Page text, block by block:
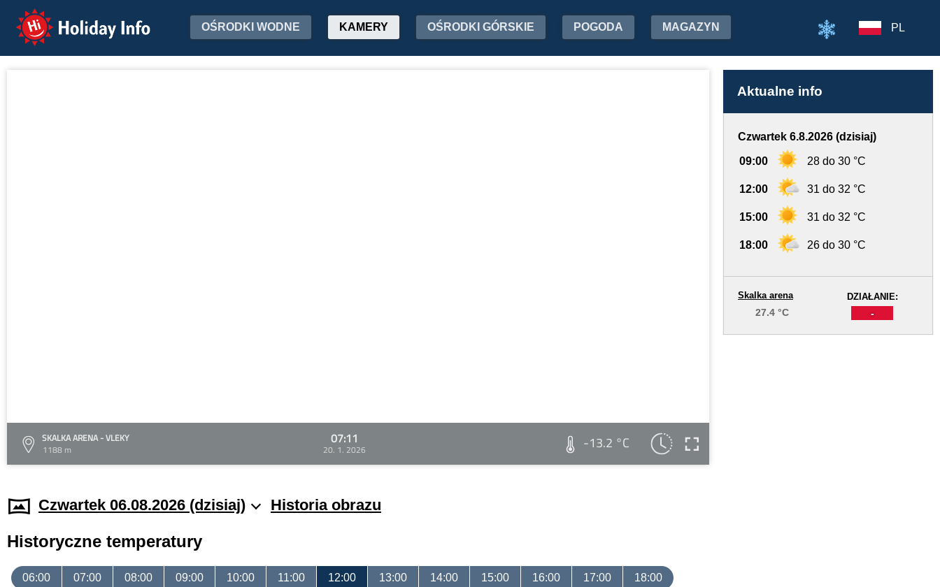
Holiday Info OŚRODKI WODNE KAMERY OŚRODKI GÓRSKIE POGODA MAGAZYN PL
SKALKA ARENA - VLEKY
1188 m
07:11
20. 1. 2026 -13.2 °C
Aktualne info
Czwartek 6.8.2026 (dzisiaj)
09:00 28 do 30 °C
12:00 31 do 32 °C
15:00 31 do 32 °C
18:00 26 do 30 °C
DZIAŁANIE:
-
Skalka arena
27.4 °C
Czwartek 06.08.2026 (dzisiaj) Historia obrazu
Historyczne temperatury
06:00 07:00 08:00 09:00 10:00 11:00 12:00 13:00 14:00 15:00 16:00 17:00 18:00